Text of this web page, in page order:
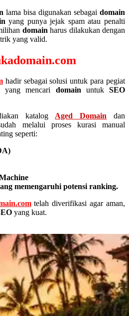
lama bisa digunakan sebagai domain
yang punya jejak spam atau penalti
domain harus dilakukan dengan
yang valid.
hadir sebagai solusi untuk para pegiat
yang mencari domainuntukSEO
katalogAged Domain dan
melalui proses kurasi manual
seperti:
memengaruhi potensi ranking.
telah diverifikasi agar aman,
yang kuat.